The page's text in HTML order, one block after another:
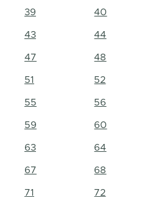
39 40
43 44
47 48
51 52
55 56
59 60
63 64
67 68
71 72